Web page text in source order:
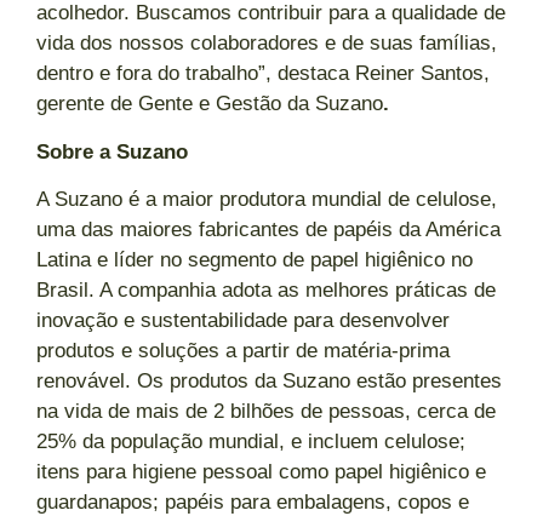
acolhedor. Buscamos contribuir para a qualidade de
vida dos nossos colaboradores e de suas famílias,
dentro e fora do trabalho”, destaca Reiner Santos,
gerente de Gente e Gestão da Suzano.
Sobre a Suzano
A Suzano é a maior produtora mundial de celulose,
uma das maiores fabricantes de papéis da América
Latina e líder no segmento de papel higiênico no
Brasil. A companhia adota as melhores práticas de
inovação e sustentabilidade para desenvolver
produtos e soluções a partir de matéria-prima
renovável. Os produtos da Suzano estão presentes
na vida de mais de 2 bilhões de pessoas, cerca de
25% da população mundial, e incluem celulose;
itens para higiene pessoal como papel higiênico e
guardanapos; papéis para embalagens, copos e